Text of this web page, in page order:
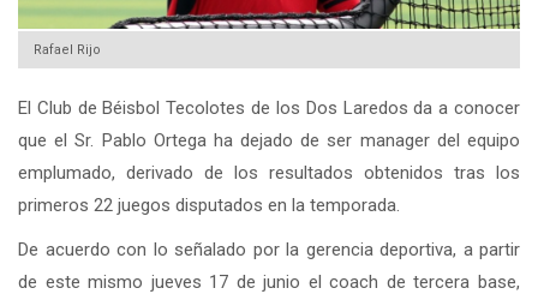
Rafael Rijo
El Club de Béisbol Tecolotes de los Dos Laredos da a conocer
que el Sr. Pablo Ortega ha dejado de ser manager del equipo
emplumado, derivado de los resultados obtenidos tras los
primeros 22 juegos disputados en la temporada.
De acuerdo con lo señalado por la gerencia deportiva, a partir
de este mismo jueves 17 de junio el coach de tercera base,